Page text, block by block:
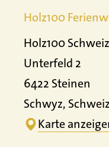
Holz100
Holz100
Unterfeld 2
6422 Steinen
Schwyz, Schweiz
Karte